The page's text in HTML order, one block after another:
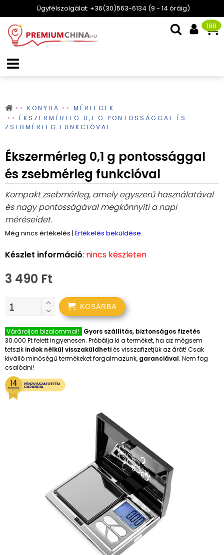
Ügyfélszolgálat: +36(30)563-6134 (9 - 14 óráig)
168
KONYHA
MÉRLEGEK
ÉKSZERMÉRLEG 0,1 G PONTOSSÁGGAL ÉS
ZSEBMÉRLEG FUNKCIÓVAL
Ékszermérleg 0,1 g pontossággal
és zsebmérleg funkcióval
Kompakt zsebmérleg, amely egyszerű használatával
és nagy pontosságával megkönnyíti a napi
méréseidet.
Még nincs értékelés | Értékelés beküldése
Készlet információ: nincs készleten
3 490 Ft
KOSÁRBA
Várároljon bizalommal!
Gyors szállítás, biztonságos fizetés
30.000 Ft felett ingyenesen. Próbálja ki a terméket, ha az mégsem
tetszik indok nélkül visszaküldhetiés visszafizetjük az árát! Csak
kiválló minőségű termékeket forgalmazunk, garanciával. Nem fog
csalódni!